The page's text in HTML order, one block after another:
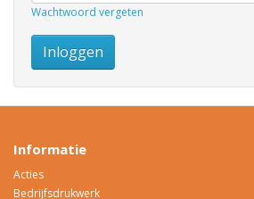
Wachtwoord vergeten
Informatie
Acties
Bedrijfsdrukwerk